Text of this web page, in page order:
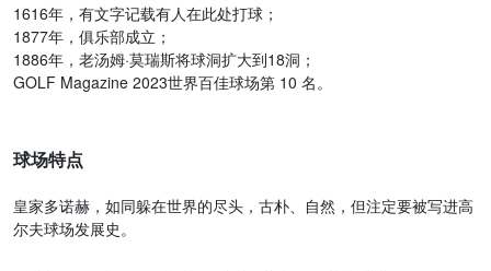
1616年，有文字记载有人在此处打球；
1877年，俱乐部成立；
1886年，老汤姆·莫瑞斯将球洞扩大到18洞；
GOLF Magazine 2023世界百佳球场第 10 名。
球场特点
皇家多诺赫，如同躲在世界的尽头，古朴、自然，但注定要被写进高
尔夫球场发展史。